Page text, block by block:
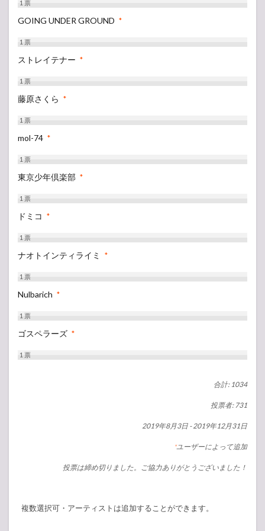
1票
GOING UNDER GROUND *
1票
ストレイテナー *
1票
藤原さくら *
1票
mol-74 *
1票
東京少年倶楽部 *
1票
ドミコ *
1票
ナオトインティライミ *
1票
Nulbarich *
1票
ゴスペラーズ *
1票
合計: 1034
投票者: 731
2019年8月3日 -2019年12月31日
*ユーザーによって追加
投票は締め切りました。ご協力ありがとうございました！
複数選択可・アーティストは追加することができます。